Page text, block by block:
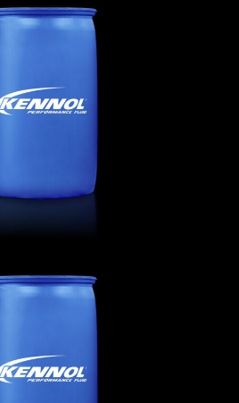
X-OAT -25°C
冷却液
X-OAT -37°C
冷却液